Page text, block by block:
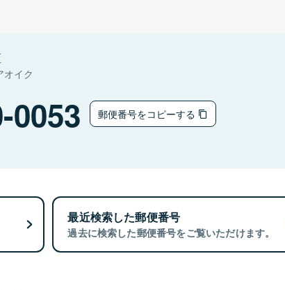
オイク
0053 郵便番号をコピーする
最近検索した郵便番号
過去に検索した郵便番号をご覧いただけます。